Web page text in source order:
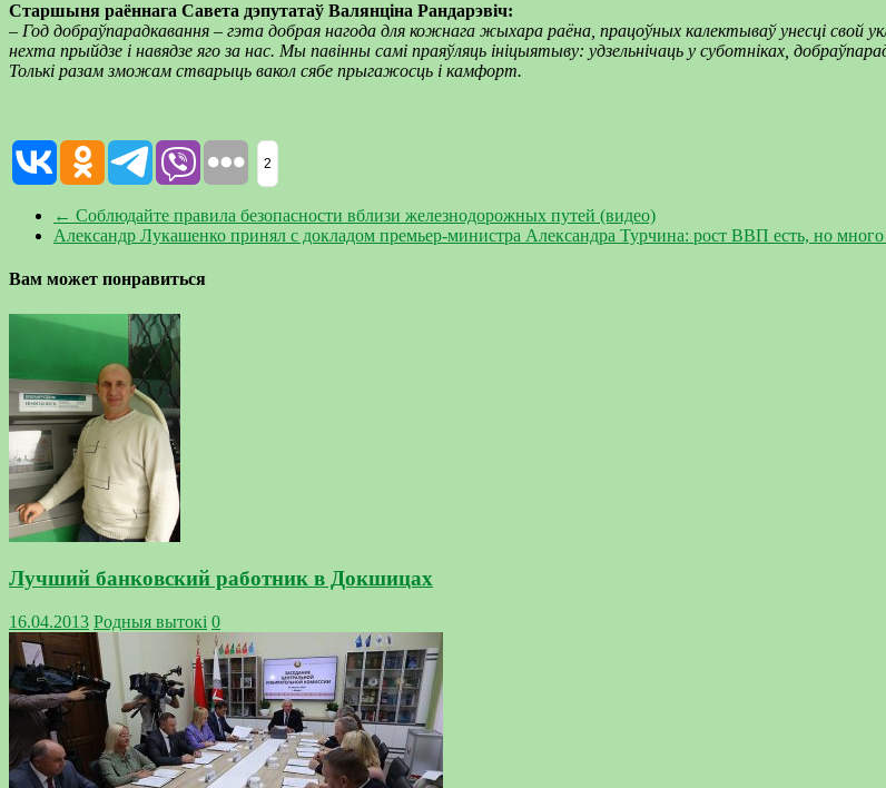
Старшыня раённага Савета дэпутатаў Валянціна Рандарэвіч:
– Год добраўпарадкавання – гэта добрая нагода для кожнага жыхара раёна, працоўных калектываў унесці свой
нехта прыйдзе і навядзе яго за нас. Мы павінны самі праяўляць ініцыятыву: удзельнічаць у суботніках,
Толькі разам зможам стварыць вакол сябе прыгажосць і камфорт.
2
← Соблюдайте правила безопасности вблизи железнодорожных путей (видео)
Александр Лукашенко принял с докладом премьер-министра Александра Турчина: рост ВВП есть, но
Вам может понравиться
Лучший банковский работник в Докшицах
16.04.2013 Родныя вытокi 0